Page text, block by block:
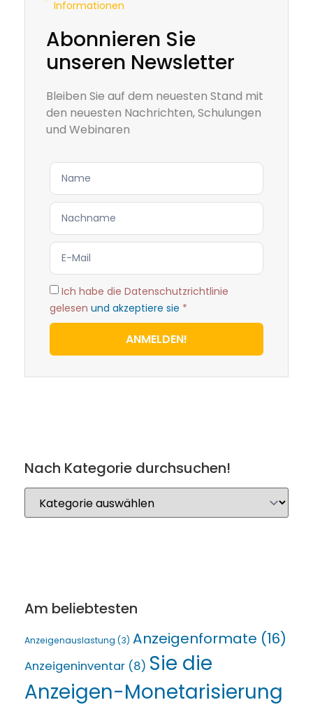
Informationen
Abonnieren Sie
unseren Newsletter
Bleiben Sie auf dem neuesten Stand mit
den neuesten Nachrichten, Schulungen
und Webinaren
Ich habe die Datenschutzrichtlinie
gelesen und akzeptiere sie *
ANMELDEN!
Nach Kategorie durchsuchen!
Am beliebtesten
Anzeigenauslastung (3) Anzeigenformate (16)
Anzeigeninventar (8) Sie die
Anzeigen-Monetarisierung